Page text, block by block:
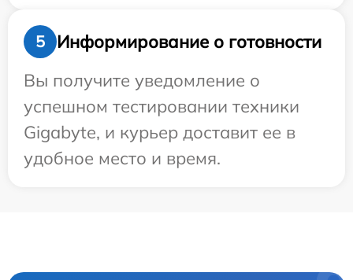
5
Информирование о готовности
Вы получите уведомление о
успешном тестировании техники
Gigabyte, и курьер доставит ее в
удобное место и время.